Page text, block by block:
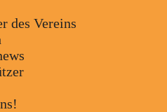
des Vereins